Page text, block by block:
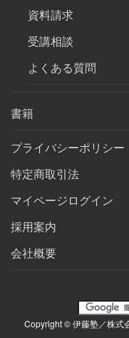
資料請求
受講相談
よくある質問
書籍
プライバシーポリシー
特定商取引法
マイページログイン
採用案内
会社概要
Copyright © 伊藤塾／株式